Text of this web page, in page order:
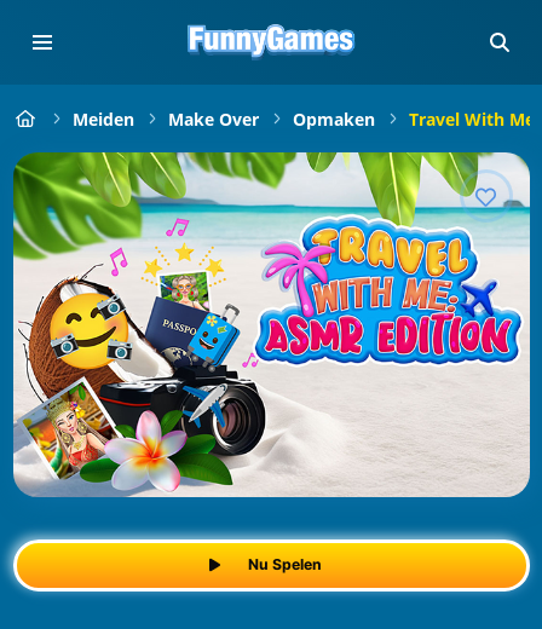
Meiden Make Over Opmaken Travel With
Nu Spelen